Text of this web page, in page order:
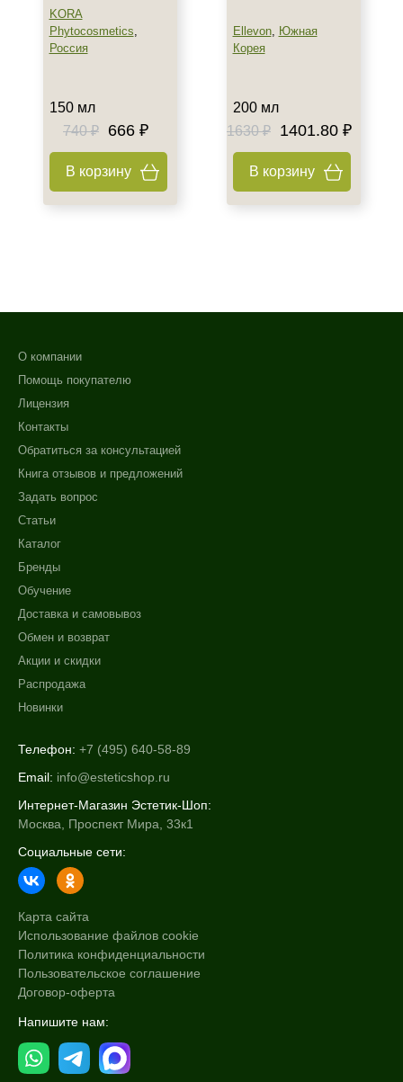
Флюид
Класс косметики
Тип кожи
Все типы кожи
Жирная
Очищение
Питание
Увлажнение
Область применения
Объём
150 мл
200 мл
Ингредиенты
Витамин E
Витамин А
Показать еще
Ежедневный
Процедура
Демакияж
KORA
Phytocosmetics,
Россия
150 мл
740 ₽
666 ₽
В корзину
Ellevon, Южная
Корея
200 мл
1630 ₽
1401.80 ₽
В корзину
О компании
Помощь покупателю
Лицензия
Контакты
Обратиться за консультацией
Книга отзывов и предложений
Задать вопрос
Статьи
Каталог
Бренды
Обучение
Доставка и самовывоз
Обмен и возврат
Акции и скидки
Распродажа
Новинки
Телефон: +7 (495) 640-58-89
Email: info@esteticshop.ru
Интернет-Магазин Эстетик-Шоп:
Москва, Проспект Мира, 33к1
Социальные сети:
Карта сайта
Использование файлов cookie
Политика конфиденциальности
Пользовательское соглашение
Договор-оферта
Напишите нам:
+7 (929) 933-09-89